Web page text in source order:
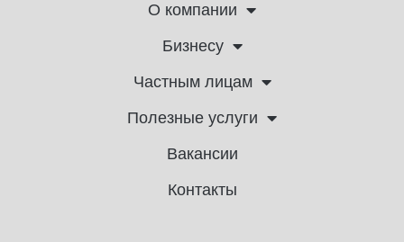
О компании
Бизнесу
Частным лицам
Полезные услуги
Вакансии
Контакты